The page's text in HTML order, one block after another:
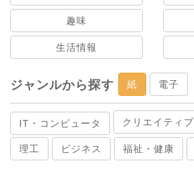
趣味
生活情報
ジャンルから探す 紙 電子
IT・コンピュータ クリエイティブ
理工 ビジネス 福祉・健康